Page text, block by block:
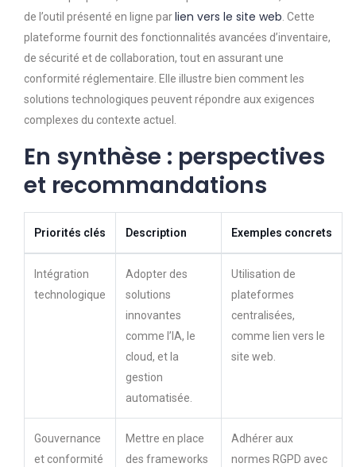
de l’outil présenté en ligne parlien vers le site web . Cette
plateforme fournit des fonctionnalités avancées d’inventaire,
de sécurité et de collaboration, tout en assurant une
conformité réglementaire. Elle illustre bien comment les
solutions technologiques peuvent répondre aux exigences
complexes du contexte actuel.
En synthèse : perspectives
et recommandations
Priorités clés Description Exemples concrets
Intégration
technologique
Adopter des
solutions
innovantes
comme l’IA, le
cloud, et la
gestion
automatisée.
Utilisation de
plateformes
centralisées,
comme lien vers le
site web.
Gouvernance
et conformité
Mettre en place
des frameworks
Adhérer aux
normes RGPD avec